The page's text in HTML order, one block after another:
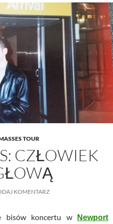
TOUR
CZŁOWIEK
KOMENTARZ
bisów koncertu w Newport